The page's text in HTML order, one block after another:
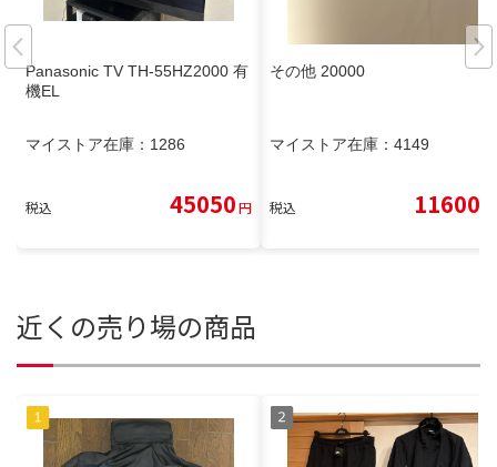
Panasonic TV TH-55HZ2000 有
機EL
マイストア在庫： 1286
税込 45050円
その他 20000
マイストア在庫： 4149
税込 11600
近くの売り場の商品